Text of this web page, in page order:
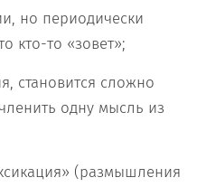
но периодически
кто-то «зовет»;
становится сложно
одну мысль из
(размышления